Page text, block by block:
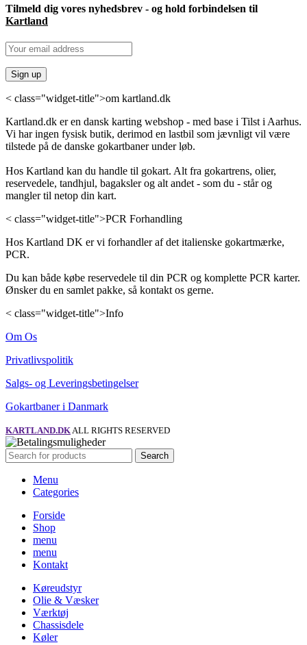
Tilmeld dig vores nyhedsbrev - og hold forbindelsen til
Kartland
< class="widget-title">om kartland.dk
Kartland.dk er en dansk karting webshop - med base i Tilst i Aarhus.
Vi har ingen fysisk butik, derimod en lastbil som jævnligt vil være
tilstede på de danske gokartbaner under løb.
Hos Kartland kan du handle til gokart. Alt fra gokartrens, olier,
reservedele, tandhjul, bagaksler og alt andet - som du - står og
mangler til netop din kart.
< class="widget-title">PCR Forhandling
Hos Kartland DK er vi forhandler af det italienske gokartmærke,
PCR.
Du kan både købe reservedele til din PCR og komplette PCR karter.
Ønsker du en samlet pakke, så kontakt os gerne.
< class="widget-title">Info
Om Os
Privatlivspolitik
Salgs- og Leveringsbetingelser
Gokartbaner i Danmark
KARTLAND.DKALL RIGHTS RESERVED
Search
Menu
Categories
Forside
Shop
menu
menu
Kontakt
Køreudstyr
Olie & Væsker
Værktøj
Chassisdele
Køler